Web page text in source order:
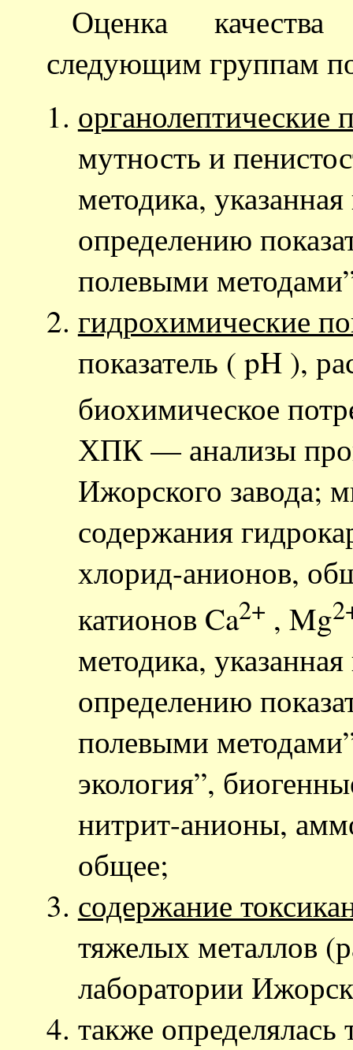
Оценка
следующим группам
органолептические
мутность и
методика,
определению
полевыми
гидрохимические
показатель ( pH ),
биохимическое
ХПК — анализы
Ижорского завода;
содержания
хлорид-анионов,
катионов Ca2+ , Mg
методика,
определению
полевыми
экология”,
нитрит-анионы,
общее;
содержание
тяжелых металлов
лаборатории
также